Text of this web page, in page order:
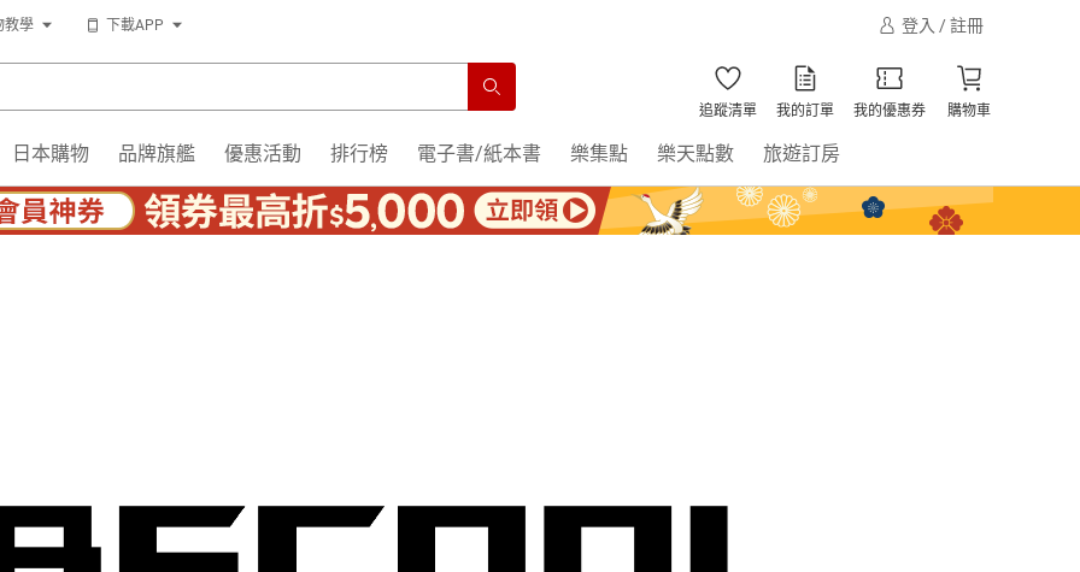
教學 下載APP 登入 / 註冊
追蹤清單 我的訂單 我的優惠券 購物車
日本購物 品牌旗艦 優惠活動 排行榜 電子書/紙本書 樂集點 樂天點數 旅遊訂房